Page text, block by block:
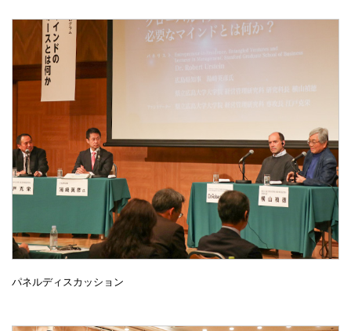
パネルディスカッション